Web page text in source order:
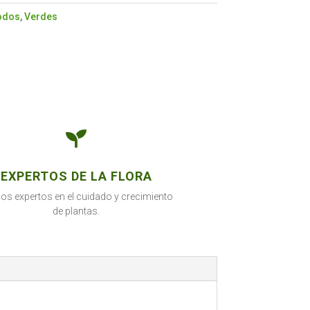
,Verdes

EXPERTOS DE LA FLORA
expertos en el cuidado y crecimiento
de plantas.